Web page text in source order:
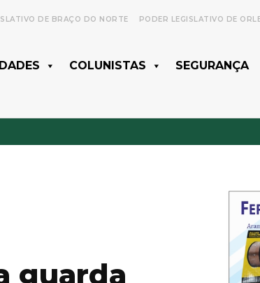
DE BRAÇO DO NORTE PODER LEGISLATIVO DE
COLUNISTAS SEGURANÇA
guarda